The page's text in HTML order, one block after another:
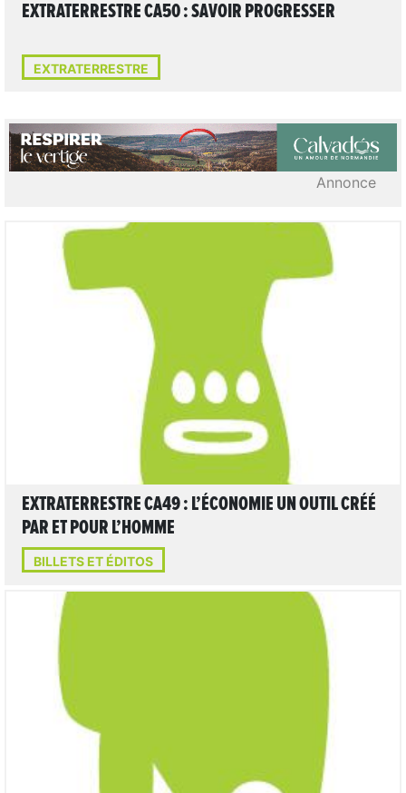
EXTRATERRESTRE CA50 : SAVOIR PROGRESSER
EXTRATERRESTRE
Annonce
EXTRATERRESTRE CA49 : L’ÉCONOMIE UN OUTIL CRÉÉ
PAR ET POUR L’HOMME
BILLETS ET ÉDITOS